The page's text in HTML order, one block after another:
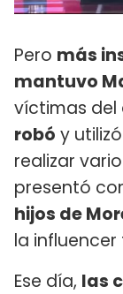
Pero más
mantuvo
víctimas del
robó y
realizar
presentó
hijos de
la
Ese día, las